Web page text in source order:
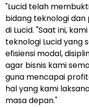
"Lucid telah
bidang teknologi dan
di Lucid. "Saat ini,
teknologi Lucid yang
efisiensi modal,
agar bisnis kami
guna mencapai
hal yang kami
masa depan."